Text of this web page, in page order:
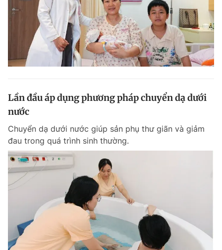
Sản phẩm khác
Tiện ích Bạn cần biết
Đọc Thanh Niên trên điện thoại
Theo dõi báo trên
Hotline Liên hệ quảng cáo
Lần đầu áp dụng phương pháp chuyển dạ dưới
nước
Chuyển dạ dưới nước giúp sản phụ thư giãn và giảm
đau trong quá trình sinh thường.